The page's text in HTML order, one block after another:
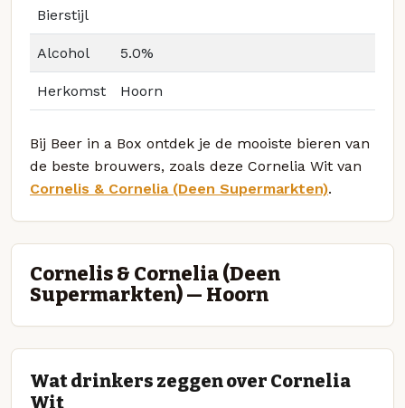
Bierstijl
Alcohol 5.0%
Herkomst Hoorn
Bij Beer in a Box ontdek je de mooiste bieren van
de beste brouwers, zoals deze Cornelia Wit van
Cornelis & Cornelia (Deen Supermarkten).
Cornelis & Cornelia (Deen
Supermarkten) — Hoorn
Wat drinkers zeggen over Cornelia
Wit